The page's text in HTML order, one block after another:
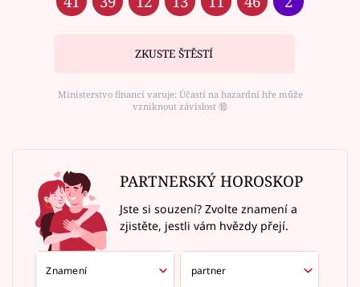
ZKUSTE ŠTĚSTÍ
Ministerstvo financí varuje: Účastí na hazardní hře může
vzniknout závislost ⑱
PARTNERSKÝ HOROSKOP
Jste si souzení? Zvolte znamení a
zjistěte, jestli vám hvězdy přejí.